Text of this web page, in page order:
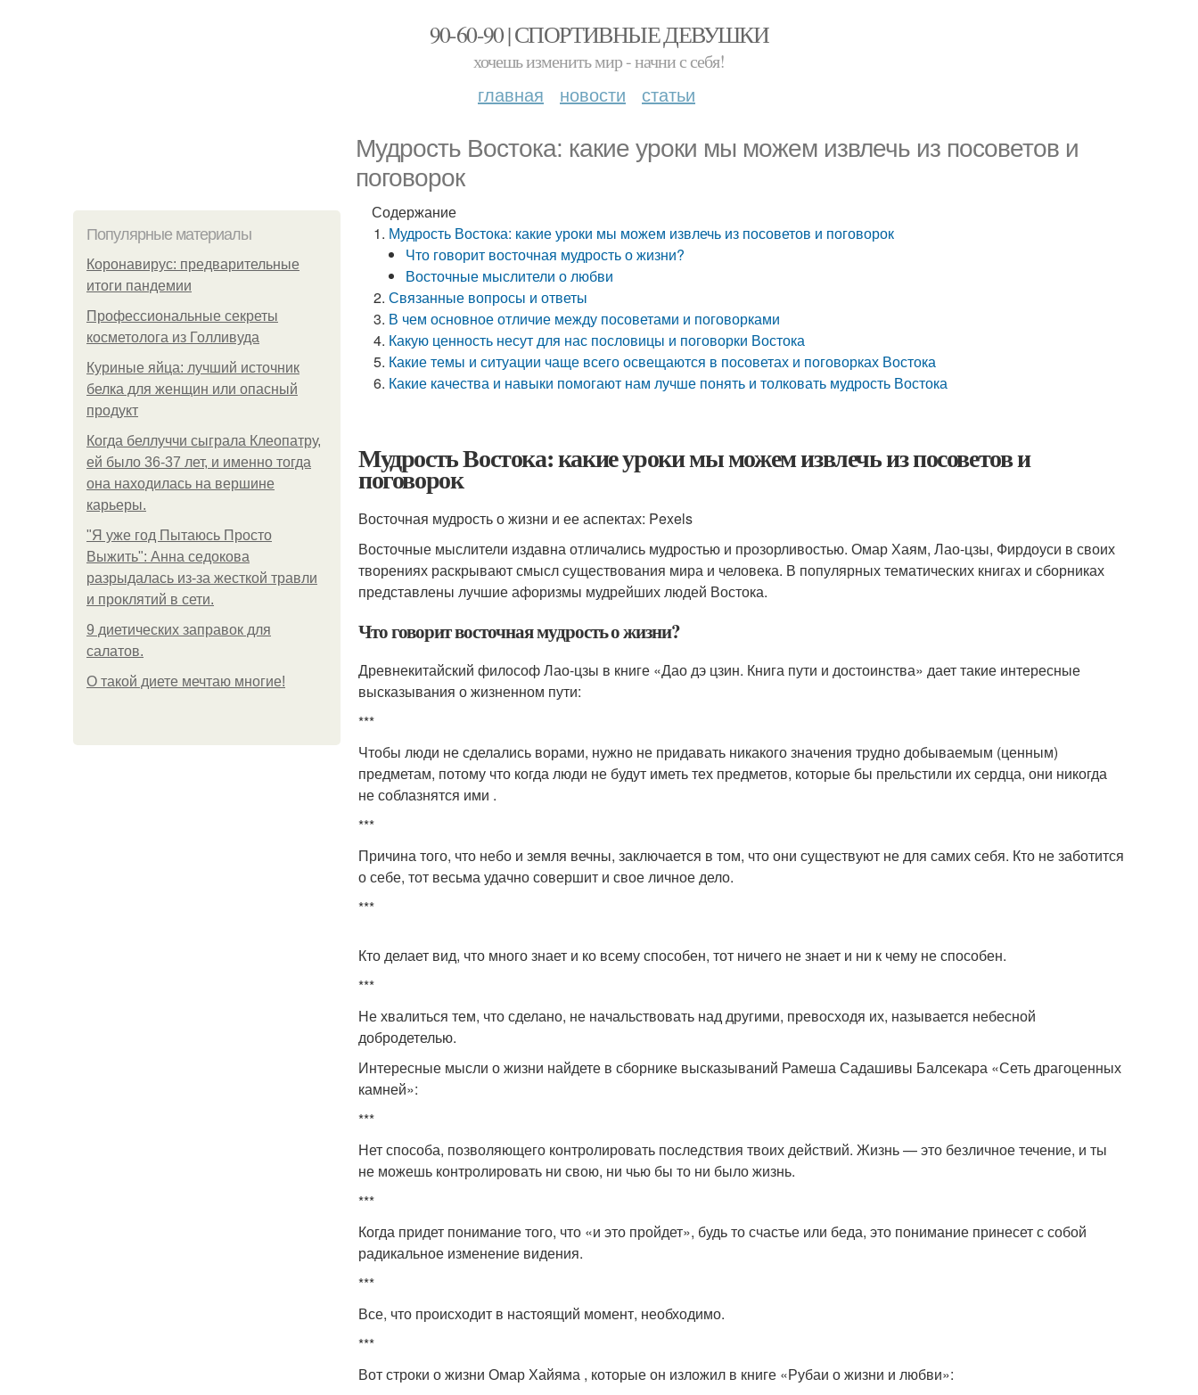
90-60-90 | СПОРТИВНЫЕ ДЕВУШКИ
хочешь изменить мир - начни с себя!
главная новости статьи
Мудрость Востока: какие уроки мы можем извлечь из посоветов и
поговорок
Популярные материалы
Коронавирус: предварительные
итоги пандемии
Профессиональные секреты
косметолога из Голливуда
Куриные яйца: лучший источник
белка для женщин или опасный
продукт
Когда беллуччи сыграла Клеопатру,
ей было 36-37 лет, и именно тогда
она находилась на вершине
карьеры.
"Я уже год Пытаюсь Просто
Выжить": Анна седокова
разрыдалась из-за жесткой травли
и проклятий в сети.
9 диетических заправок для
салатов.
О такой диете мечтаю многие!
Содержание
Мудрость Востока: какие уроки мы можем извлечь из посоветов и поговорок
Что говорит восточная мудрость о жизни?
Восточные мыслители о любви
Связанные вопросы и ответы
В чем основное отличие между посоветами и поговорками
Какую ценность несут для нас пословицы и поговорки Востока
Какие темы и ситуации чаще всего освещаются в посоветах и поговорках Востока
Какие качества и навыки помогают нам лучше понять и толковать мудрость Востока
Мудрость Востока: какие уроки мы можем извлечь из посоветов и
поговорок
Восточная мудрость о жизни и ее аспектах: Pexels
Восточные мыслители издавна отличались мудростью и прозорливостью. Омар Хаям, Лао-цзы, Фирдоуси в своих
творениях раскрывают смысл существования мира и человека. В популярных тематических книгах и сборниках
представлены лучшие афоризмы мудрейших людей Востока.
Что говорит восточная мудрость о жизни?
Древнекитайский философ Лао-цзы в книге «Дао дэ цзин. Книга пути и достоинства» дает такие интересные
высказывания о жизненном пути:
***
Чтобы люди не сделались ворами, нужно не придавать никакого значения трудно добываемым (ценным)
предметам, потому что когда люди не будут иметь тех предметов, которые бы прельстили их сердца, они никогда
не соблазнятся ими .
***
Причина того, что небо и земля вечны, заключается в том, что они существуют не для самих себя. Кто не заботится
о себе, тот весьма удачно совершит и свое личное дело.
***
Кто делает вид, что много знает и ко всему способен, тот ничего не знает и ни к чему не способен.
***
Не хвалиться тем, что сделано, не начальствовать над другими, превосходя их, называется небесной
добродетелью.
Интересные мысли о жизни найдете в сборнике высказываний Рамеша Садашивы Балсекара «Сеть драгоценных
камней»:
***
Нет способа, позволяющего контролировать последствия твоих действий. Жизнь — это безличное течение, и ты
не можешь контролировать ни свою, ни чью бы то ни было жизнь.
***
Когда придет понимание того, что «и это пройдет», будь то счастье или беда, это понимание принесет с собой
радикальное изменение видения.
***
Все, что происходит в настоящий момент, необходимо.
***
Вот строки о жизни Омар Хайяма , которые он изложил в книге «Рубаи о жизни и любви»: